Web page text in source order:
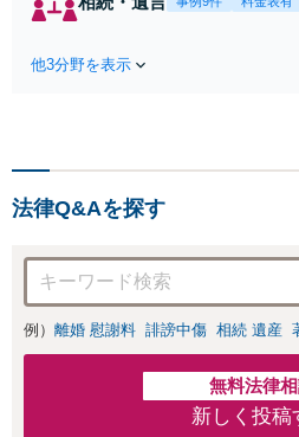
他3分野を表示
法律Q&Aを探す
例） 離婚 慰謝料 誹謗中傷 相続 遺産
無料法律
新しく投稿